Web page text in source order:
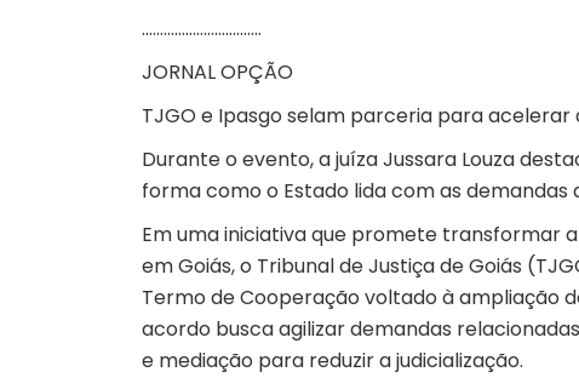
……………………………
JORNAL OPÇÃO
TJGO e Ipasgo selam parceria para
Durante o evento, a juíza Jussara Louza
forma como o Estado lida com as demandas
Em uma iniciativa que promete transformar
em Goiás, o Tribunal de Justiça de Goiás
Termo de Cooperação voltado à ampliação
acordo busca agilizar demandas
e mediação para reduzir a judicialização.